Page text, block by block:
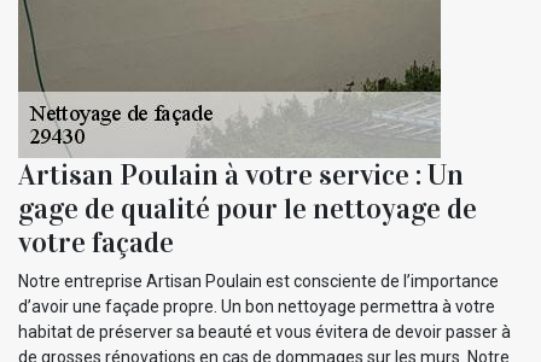
Artisan Poulain à votre service : Un
gage de qualité pour le nettoyage de
votre façade
Notre entreprise Artisan Poulain est consciente de l’importance
d’avoir une façade propre. Un bon nettoyage permettra à votre
habitat de préserver sa beauté et vous évitera de devoir passer à
de grosses rénovations en cas de dommages sur les murs. Notre